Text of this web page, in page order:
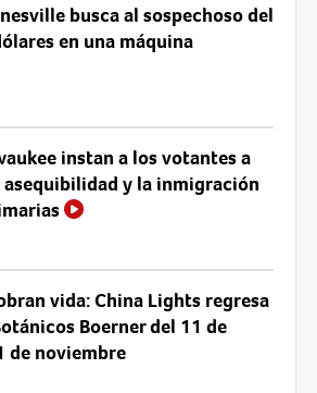
busca al sospechoso del
en una máquina
instan a los votantes a
y la inmigración
vida: China Lights regresa
Boerner del 11 de
de noviembre